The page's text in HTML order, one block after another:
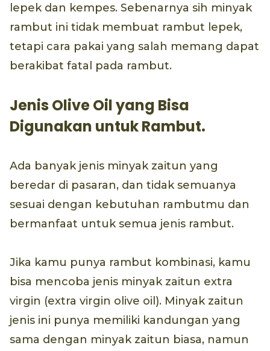
lepek dan kempes. Sebenarnya sih minyak
rambut ini tidak membuat rambut lepek,
tetapi cara pakai yang salah memang dapat
berakibat fatal pada rambut.
Jenis Olive Oil yang Bisa
Digunakan untuk Rambut.
Ada banyak jenis minyak zaitun yang
beredar di pasaran, dan tidak semuanya
sesuai dengan kebutuhan rambutmu dan
bermanfaat untuk semua jenis rambut.
Jika kamu punya rambut kombinasi, kamu
bisa mencoba jenis minyak zaitun extra
virgin (extra virgin olive oil). Minyak zaitun
jenis ini punya memiliki kandungan yang
sama dengan minyak zaitun biasa, namun